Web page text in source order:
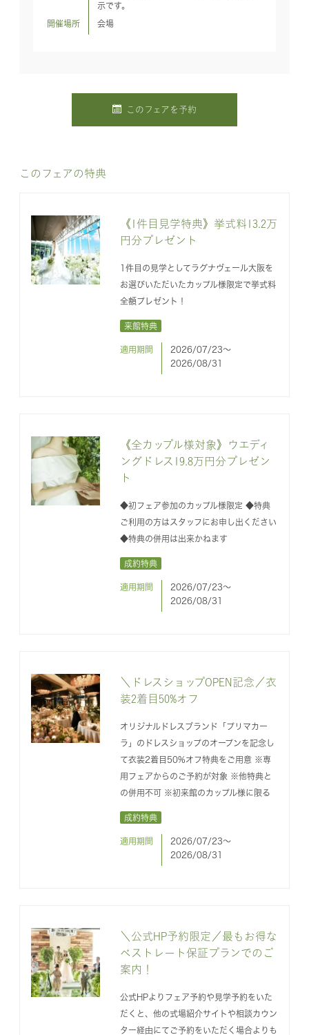
示です。
開催場所 会場
このフェアを予約
このフェアの特典
《1件目見学特典》挙式料13.2万
円分プレゼント
1件目の見学としてラグナヴェール大阪を
お選びいただいたカップル様限定で挙式料
全額プレゼント！
来館特典
適用期間
2026/07/23〜
2026/08/31
《全カップル様対象》ウエディ
ングドレス19.8万円分プレゼン
ト
◆初フェア参加のカップル様限定 ◆特典
ご利用の方はスタッフにお申し出ください
◆特典の併用は出来かねます
成約特典
適用期間
2026/07/23〜
2026/08/31
＼ドレスショップOPEN記念／衣
装2着目50%オフ
オリジナルドレスブランド「プリマカー
ラ」のドレスショップのオープンを記念し
て衣装2着目50%オフ特典をご用意 ※専
用フェアからのご予約が対象 ※他特典と
の併用不可 ※初来館のカップル様に限る
成約特典
適用期間
2026/07/23〜
2026/08/31
＼公式HP予約限定／最もお得な
ベストレート保証プランでのご
案内！
公式HPよりフェア予約や見学予約をいた
だくと、他の式場紹介サイトや相談カウン
ター経由にてご予約をいただく場合よりも